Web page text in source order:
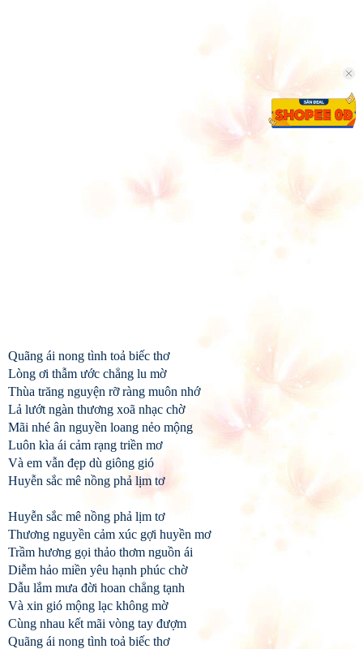
Quãng ái nong tình toả biếc thơ
Lòng ơi thẫm ước chẳng lu mờ
Thùa trăng nguyện rỡ ràng muôn nhớ
Lả lướt ngàn thương xoã nhạc chờ
Mãi nhé ân nguyền loang nẻo mộng
Luôn kìa ái cảm rạng triền mơ
Và em vẫn đẹp dù giông gió
Huyễn sắc mê nồng phả lịm tơ
Huyễn sắc mê nồng phả lịm tơ
Thương nguyền cảm xúc gợi huyền mơ
Trầm hương gọi thảo thơm nguồn ái
Diễm hảo miền yêu hạnh phúc chờ
Dẫu lắm mưa đời hoan chẳng tạnh
Và xin gió mộng lạc không mờ
Cùng nhau kết mãi vòng tay đượm
Quãng ái nong tình toả biếc thơ